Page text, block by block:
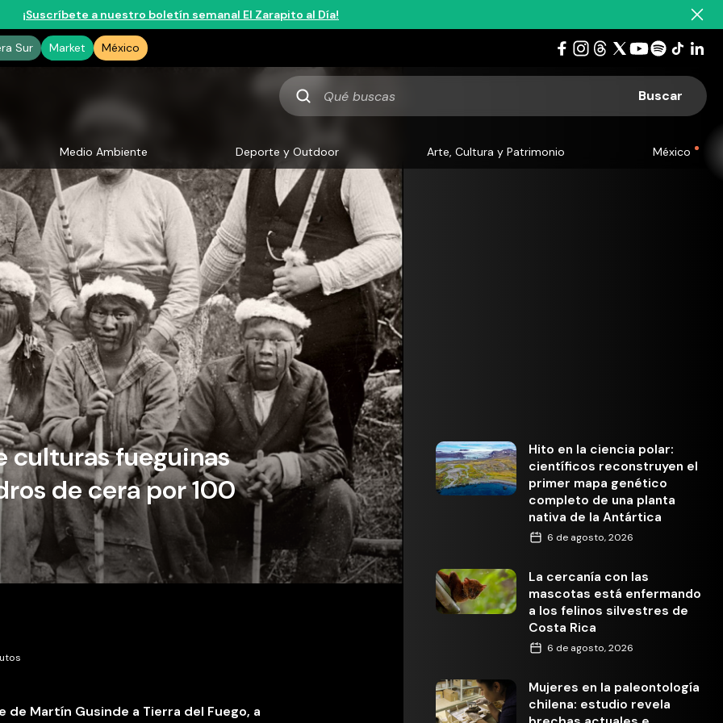
¡Suscríbete a nuestro boletín semanal El Zarapito al Día!
Sur Market México
Qué
buscas
Medio Ambiente Deporte y Outdoor Arte, Cultura y Patrimonio México
culturas fueguinas
de cera por 100
Martín Gusinde a Tierra del Fuego, a
Hito en la ciencia polar:
científicos reconstruyen el
primer mapa genético
completo de una planta
nativa de la Antártica
6 de agosto, 2026
La cercanía con las
mascotas está enfermando
a los felinos silvestres de
Costa Rica
6 de agosto, 2026
Mujeres en la paleontología
chilena: estudio revela